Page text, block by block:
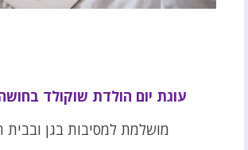
עוגת יום הולדת שוקולד
מושלמת למסיבות בגן ובבית